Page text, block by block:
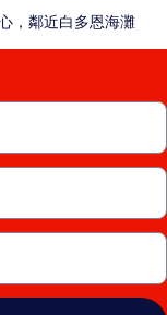
，鄰近白多恩海灘